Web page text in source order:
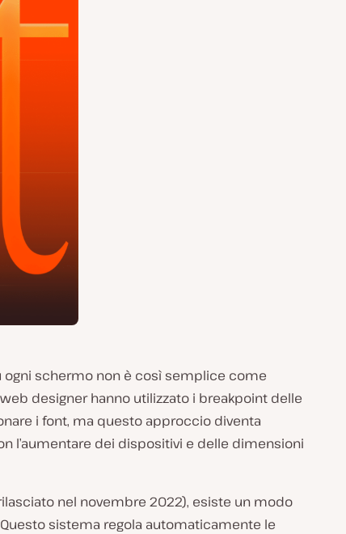
ogni schermo non è così semplice come
designer hanno utilizzato i breakpoint delle
i font, ma questo approccio diventa
l’aumentare dei dispositivi e delle dimensioni
nel novembre 2022), esiste un modo
sistema regola automaticamente le